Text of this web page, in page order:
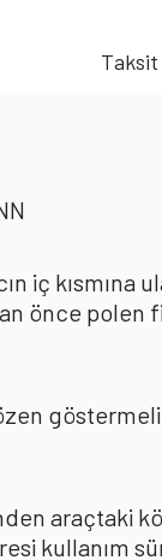
Taksit
iç
önce polen
araçtaki
kullanım